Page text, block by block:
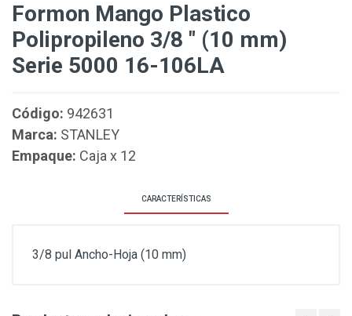
Formon Mango Plastico
Polipropileno 3/8 " (10 mm)
Serie 5000 16-106LA
Código: 942631
Marca: STANLEY
Empaque: Caja x 12
CARACTERÍSTICAS
3/8 pul Ancho-Hoja (10 mm)